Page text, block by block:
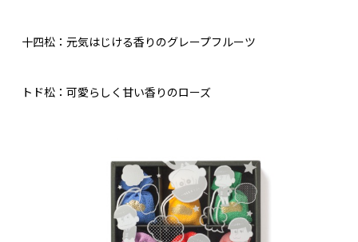
十四松：元気はじける香りのグレープフルーツ
トド松：可愛らしく甘い香りのローズ